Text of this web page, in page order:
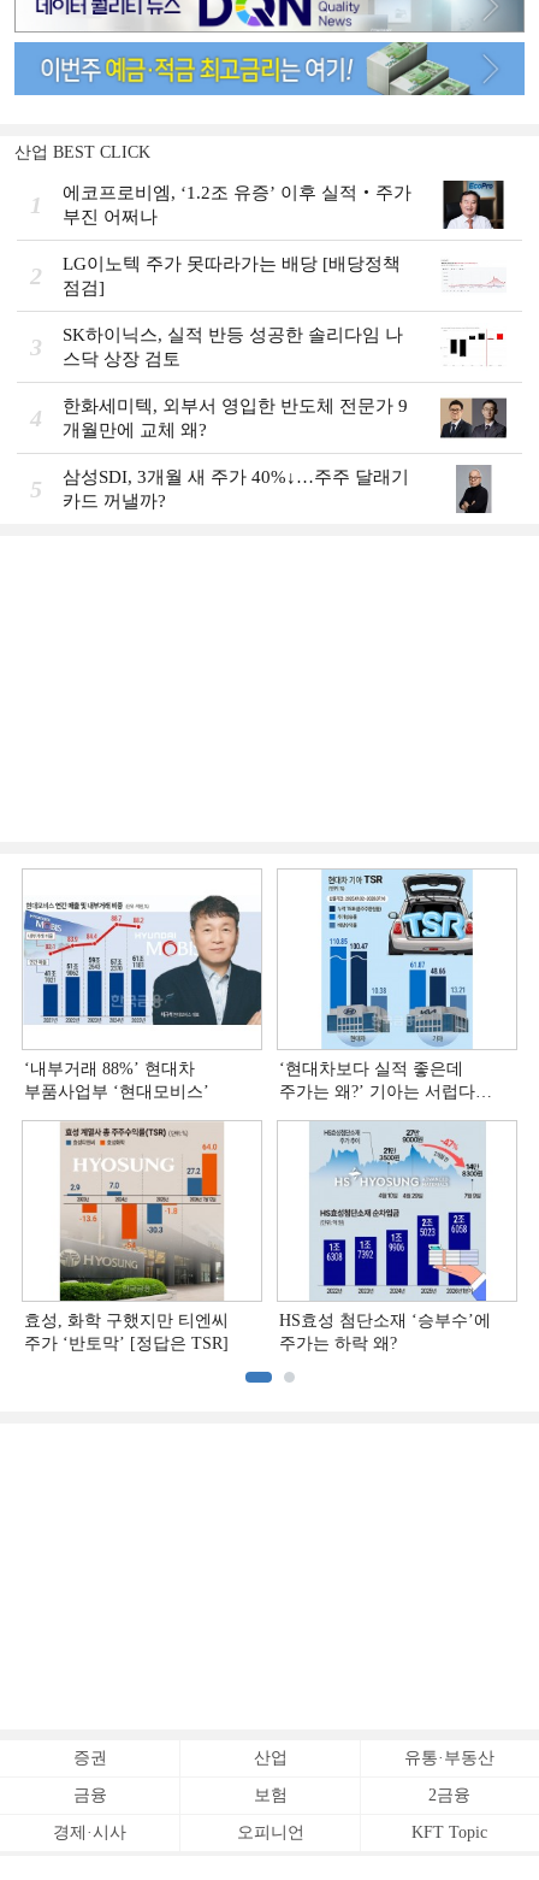
산업 BEST CLICK
1
에코프로비엠, ‘1.2조 유증’ 이후 실적‧주가
부진 어쩌나
2
LG이노텍 주가 못따라가는 배당 [배당정책
점검]
3
SK하이닉스, 실적 반등 성공한 솔리다임 나
스닥 상장 검토
4
한화세미텍, 외부서 영입한 반도체 전문가 9
개월만에 교체 왜?
5
삼성SDI, 3개월 새 주가 40%↓…주주 달래기
카드 꺼낼까?
‘내부거래 88%ʼ 현대차
부품사업부 ‘현대모비스ʼ
‘현대차보다 실적 좋은데
주가는 왜?ʼ 기아는 서럽다
효성, 화학 구했지만 티엔씨
주가 ‘반토막’ [정답은 TSR]
HS효성 첨단소재 ‘승부수’에
주가는 하락 왜?
증권 산업 유통·부동산
금융 보험 2금융
경제·시사 오피니언 KFT Topic